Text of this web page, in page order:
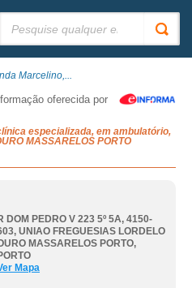
Marcelino,...
oferecida por
especializada, em ambulatório,
MASSARELOS PORTO
DOM PEDRO V 223 5º 5A, 4150-
, UNIAO FREGUESIAS LORDELO
MASSARELOS PORTO,
Mapa